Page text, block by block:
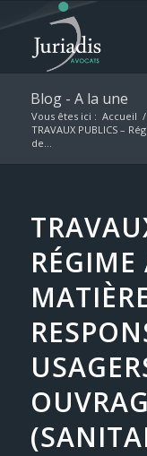
Blog - A la une
Vous êtes ici : Accueil /
TRAVAUX PUBLICS –
de...
RÉGIME